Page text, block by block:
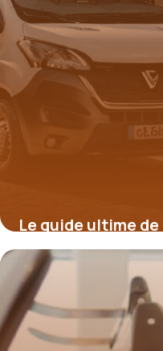
Le guide ultime
frigorifique pour
18 mai 2026